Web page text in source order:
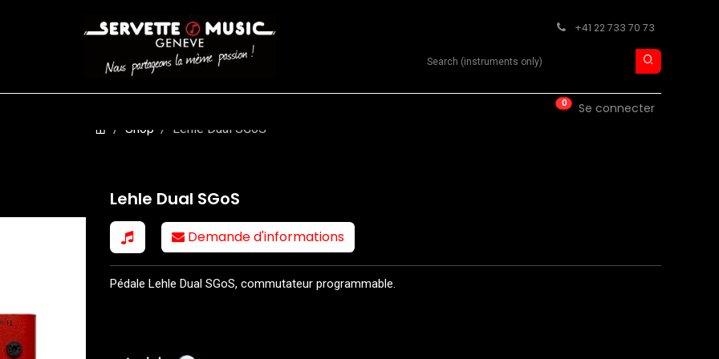
+41 22 733 70 73
Search product
0 Se connecter
Shop Lehle Dual SGoS
Lehle Dual SGoS
Demande d'informations
Pédale Lehle Dual SGoS, commutateur programmable.